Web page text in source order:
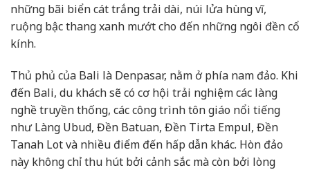
những bãi biển cát trắng trải dài, núi lửa hùng vĩ,
ruộng bậc thang xanh mướt cho đến những ngôi đền cổ
kính.
Thủ phủ của Bali là Denpasar, nằm ở phía nam đảo. Khi
đến Bali, du khách sẽ có cơ hội trải nghiệm các làng
nghề truyền thống, các công trình tôn giáo nổi tiếng
như Làng Ubud, Đền Batuan, Đền Tirta Empul, Đền
Tanah Lot và nhiều điểm đến hấp dẫn khác. Hòn đảo
này không chỉ thu hút bởi cảnh sắc mà còn bởi lòng